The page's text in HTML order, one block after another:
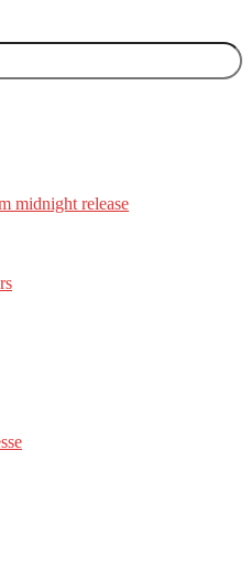
midnight release